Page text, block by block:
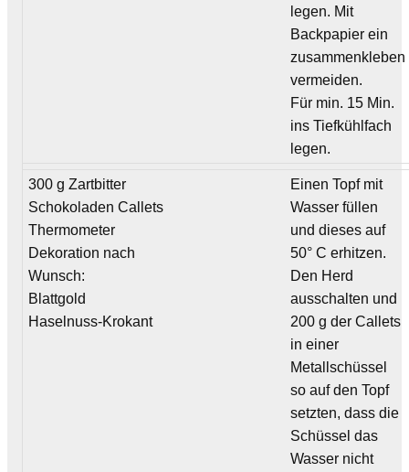
legen. Mit
Backpapier ein
zusammenkleben
vermeiden.
Für min. 15 Min.
ins Tiefkühlfach
legen.
300 g Zartbitter
Schokoladen Callets
Thermometer
Dekoration nach
Wunsch:
Blattgold
Haselnuss-Krokant
Einen Topf mit
Wasser füllen
und dieses auf
50° C erhitzen.
Den Herd
ausschalten und
200 g der Callets
in einer
Metallschüssel
so auf den Topf
setzten, dass die
Schüssel das
Wasser nicht